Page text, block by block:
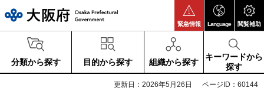
緊急情報 Language 閲覧補助
分類から探す 目的から探す 組織から探す
キーワードから
探す
更新日：2026年5月26日 ページID：60144